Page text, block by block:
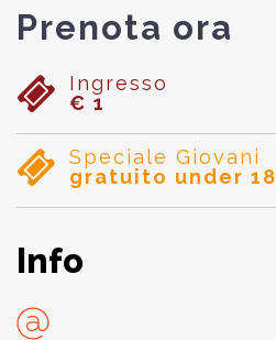
Prenota ora
Ingresso
€ 1
Speciale Giovani
gratuito under 18
Info